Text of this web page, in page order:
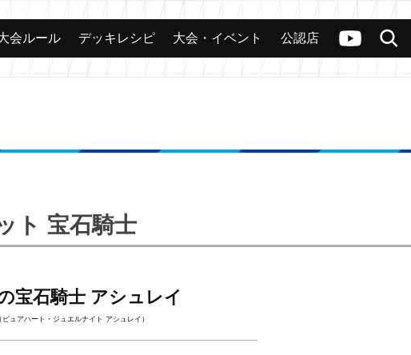
ヴァンガードch
検索
カード 大会 公認店舗 その他
会ルール デッキレシピ 大会・イベント 公認店
ト 宝石騎士
宝石騎士 アシュレイ
ピュアハート・ジュエルナイト アシュレイ）